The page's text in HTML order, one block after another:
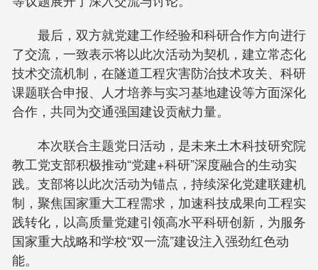
最后，双方就党建工作经验和科研合作方向进行
了交流，一致表示将以此次活动为契机，建立常态化
技术交流机制，在隧道工程灾害防治技术攻关、科研
课题联合申报、人才培养与实习基地建设等方面深化
合作，共同为交通强国建设贡献力量。
本次联合主题党日活动，是未来土木科技研究院
教工党支部积极推动“党建+科研”深度融合的生动实
践。支部将以此次活动为锚点，持续深化党建联建机
制，聚焦国家重大工程需求，加速科技成果向工程实
践转化，以高质量党建引领高水平科研创新，为服务
国家重大战略和学校“双一流”建设注入强劲红色动
能。